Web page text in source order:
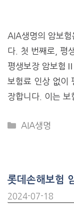
AIA생명의 암보험
다. 첫 번째로, 평
평생보장 암보험
보험료 인상 없이
장합니다. 이는
CATEGORIES
AIA생명
롯데손해보험
2024-07-18